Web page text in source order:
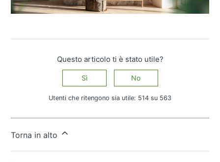
Questo articolo ti è stato utile?
Sì No
Utenti che ritengono sia utile: 514 su 563
Torna in alto